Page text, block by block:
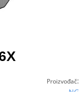
Proizvođač: